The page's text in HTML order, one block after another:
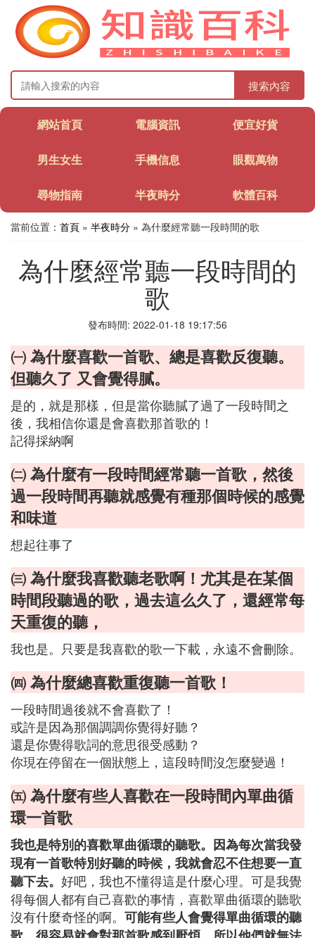
搜索內容
網站首頁 電腦資訊 便宜好貨
男生女生 手機信息 眼觀萬物
尋物指南 半夜時分 軟體百科
當前位置： 首頁 » 半夜時分 » 為什麼經常聽一段時間的歌
為什麼經常聽一段時間的
歌
發布時間: 2022-01-18 19:17:56
㈠ 為什麼喜歡一首歌、總是喜歡反復聽。
但聽久了 又會覺得膩。
是的，就是那樣，但是當你聽膩了過了一段時間之
後，我相信你還是會喜歡那首歌的！
記得採納啊
㈡ 為什麼有一段時間經常聽一首歌，然後
過一段時間再聽就感覺有種那個時候的感覺
和味道
想起往事了
㈢ 為什麼我喜歡聽老歌啊！尤其是在某個
時間段聽過的歌，過去這么久了，還經常每
天重復的聽，
我也是。只要是我喜歡的歌一下載，永遠不會刪除。
㈣ 為什麼總喜歡重復聽一首歌！
一段時間過後就不會喜歡了！
或許是因為那個調調你覺得好聽？
還是你覺得歌詞的意思很受感動？
你現在停留在一個狀態上，這段時間沒怎麼變過！
㈤ 為什麼有些人喜歡在一段時間內單曲循
環一首歌
我也是特別的喜歡單曲循環的聽歌。因為每次當我發
現有一首歌特別好聽的時候，我就會忍不住想要一直
聽下去。 好吧，我也不懂得這是什麼心理。可是我覺
得每個人都有自己喜歡的事情，喜歡單曲循環的聽歌
沒有什麼奇怪的啊。 可能有些人會覺得單曲循環的聽